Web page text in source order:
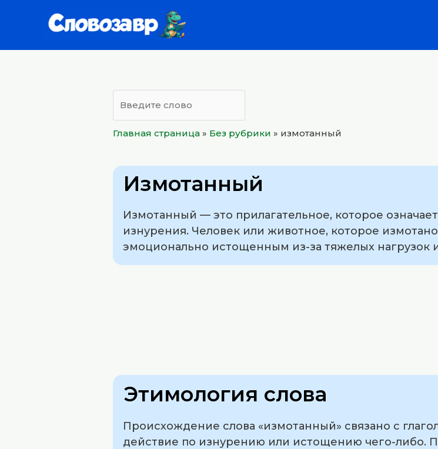
Главная страница » Без рубрики » измотанный
Измотанный
Измотанный — это прилагательное, которое
изнурения. Человек или животное, которое
эмоционально истощенным из-за тяжелых нагрузок
Этимология слова
Происхождение слова «измотанный» связано с
действие по изнурению или истощению чего-либо.